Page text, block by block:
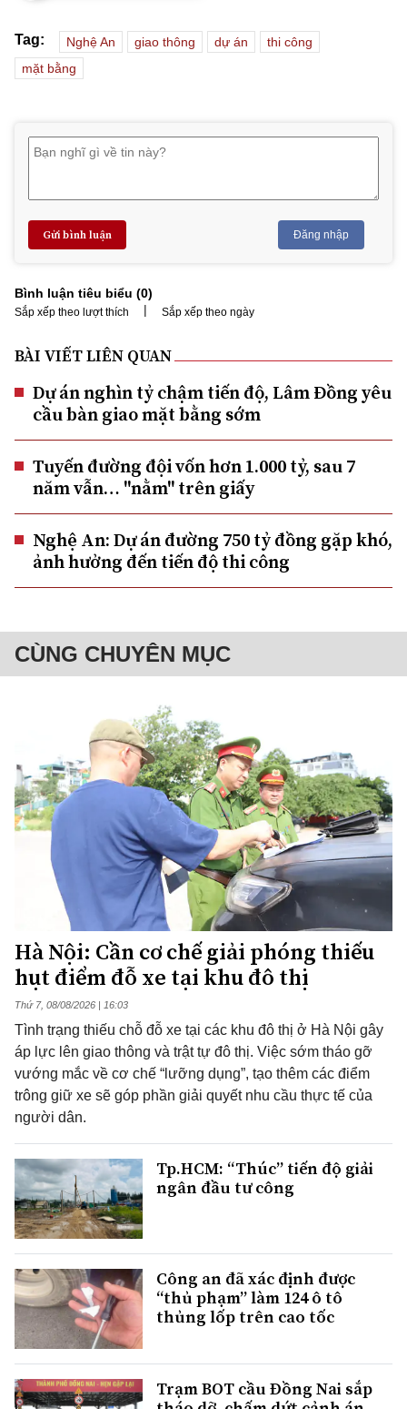
Tag: Nghệ An giao thông dự án
thi công
mặt bằng
Gửi bình luận Đăng nhập
Bình luận tiêu biểu (0)
Sắp xếp theo lượt thích | Sắp xếp theo ngày
BÀI VIẾT LIÊN QUAN
Dự án nghìn tỷ chậm tiến độ, Lâm Đồng yêu
cầu bàn giao mặt bằng sớm
Tuyến đường đội vốn hơn 1.000 tỷ, sau 7
năm vẫn… "nằm" trên giấy
Nghệ An: Dự án đường 750 tỷ đồng gặp khó,
ảnh hưởng đến tiến độ thi công
CÙNG CHUYÊN MỤC
Hà Nội: Cần cơ chế giải phóng thiếu
hụt điểm đỗ xe tại khu đô thị
Thứ 7, 08/08/2026 | 16:03
Tình trạng thiếu chỗ đỗ xe tại các khu đô thị ở Hà Nội gây
áp lực lên giao thông và trật tự đô thị. Việc sớm tháo gỡ
vướng mắc về cơ chế “lưỡng dụng”, tạo thêm các điểm
trông giữ xe sẽ góp phần giải quyết nhu cầu thực tế của
người dân.
Tp.HCM: “Thúc” tiến độ giải
ngân đầu tư công
Công an đã xác định được
“thủ phạm” làm 124 ô tô
thủng lốp trên cao tốc
Trạm BOT cầu Đồng Nai sắp